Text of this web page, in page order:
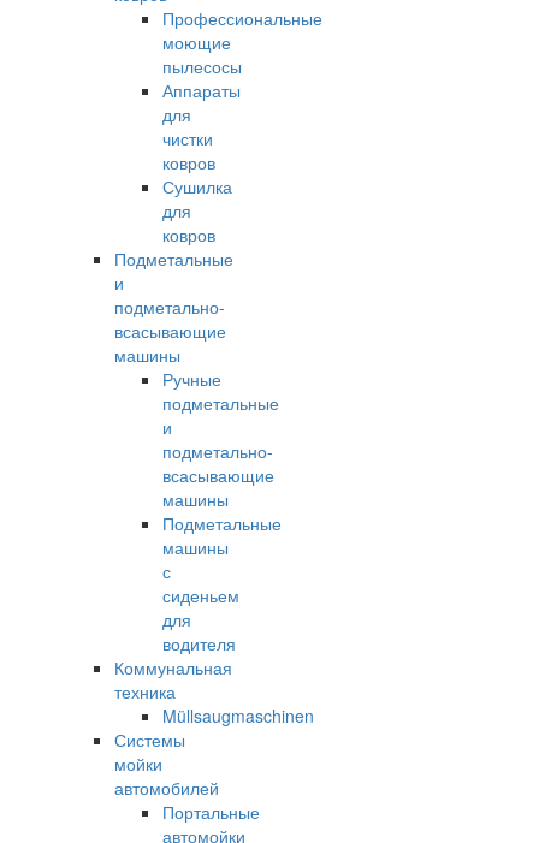
Профессиональные
моющие
пылесосы
Аппараты
для
чистки
ковров
Сушилка
для
ковров
Подметальные
и
подметально-
всасывающие
машины
Ручные
подметальные
и
подметально-
всасывающие
машины
Подметальные
машины
с
сиденьем
для
водителя
Коммунальная
техника
Müllsaugmaschinen
Системы
мойки
автомобилей
Портальные
автомойки